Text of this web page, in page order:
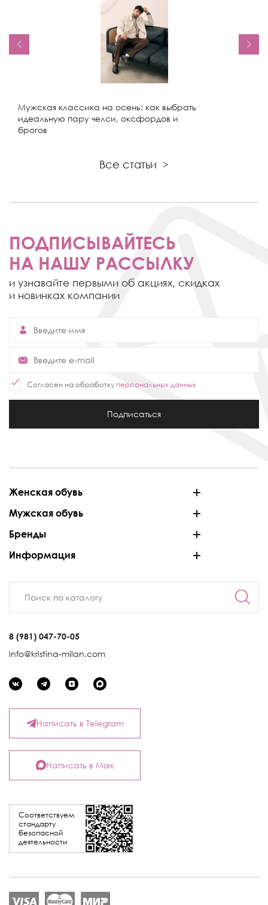
Мужская классика на осень: как выбрать
идеальную пару челси, оксфордов и
брогов
Все статьи >
ПОДПИСЫВАЙТЕСЬ
НА НАШУ РАССЫЛКУ
и узнавайте первыми об акциях, скидках
и новинках компании
Согласен на обработку персональных данных
Подписаться
Женская обувь
Мужская обувь
Бренды
Информация
8 (981) 047-70-05
info@kristina-milan.com
Соответствуем
стандарту
безопасной
деятельности
Написать в Telegram
Написать в Max